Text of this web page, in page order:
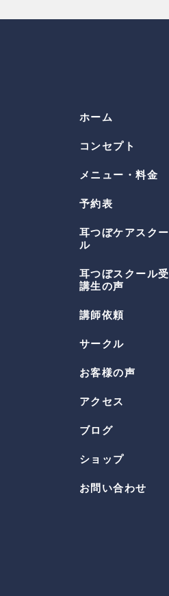
ホーム
コンセプト
メニュー・料金
予約表
耳つぼケアスクー
ル
耳つぼスクール受
講生の声
講師依頼
サークル
お客様の声
アクセス
ブログ
ショップ
お問い合わせ